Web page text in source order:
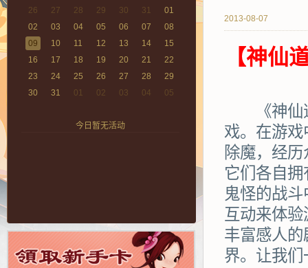
26
27 28 29 30 31
01
02
03 04 05 06 07
08
09
10 11 12 13 14
15
16
17 18 19 20 21
22
23
24 25 26 27 28
29
30
31 01 02 03 04 05
今日暂无活动
2013-08-07
【神仙
《神仙道
戏。在游
除魔，经
它们各自
鬼怪的战
互动来体
丰富感人
界。让我们